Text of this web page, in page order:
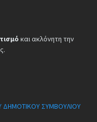
και ακλόνητη την
ΔΗΜΟΤΙΚΟΥ ΣΥΜΒΟΥΛΙΟΥ